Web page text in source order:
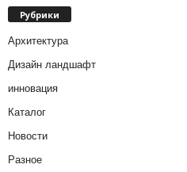
Рубрики
Архитектура
Дизайн ландшафт
инновация
Каталог
Новости
Разное